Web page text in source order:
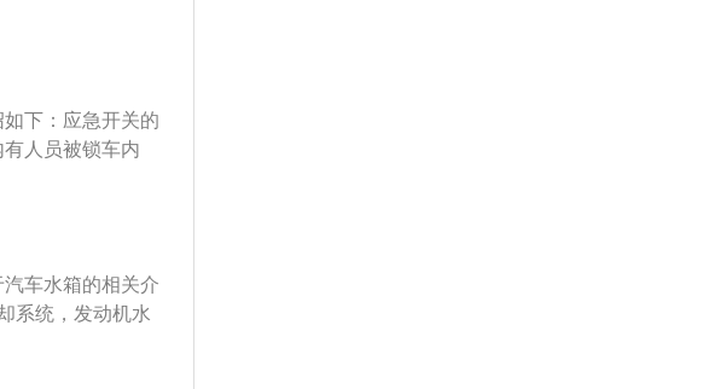
加至适量位置。
液容器内。如果
在发动机运转或
下：应急开关的
人员被锁车内
方法：放下后排
背箱门。
车水箱的相关介
系统，发动机水
构成。2、保养